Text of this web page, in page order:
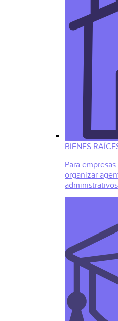
BIENES
Para
organizar